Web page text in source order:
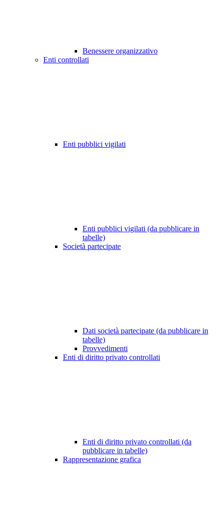
Benessere organizzativo
Enti controllati
Enti pubblici vigilati
Enti pubblici vigilati (da pubblicare in
tabelle)
Società partecipate
Dati società partecipate (da pubblicare in
tabelle)
Provvedimenti
Enti di diritto privato controllati
Enti di diritto privato controllati (da
pubblicare in tabelle)
Rappresentazione grafica